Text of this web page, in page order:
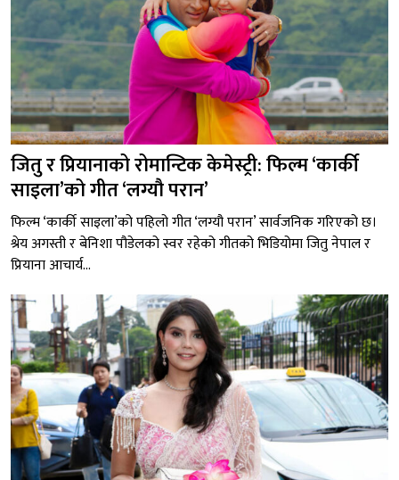
जितु र प्रियानाको रोमान्टिक केमेस्ट्री: फिल्म ‘कार्की
साइला’को गीत ‘लग्यौ परान’
फिल्म ‘कार्की साइला’को पहिलो गीत ‘लग्यौ परान’ सार्वजनिक गरिएको छ।
श्रेय अगस्ती र बेनिशा पौडेलको स्वर रहेको गीतको भिडियोमा जितु नेपाल र
प्रियाना आचार्य...